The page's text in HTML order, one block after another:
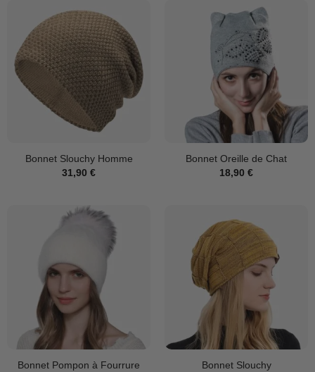
Bonnet Slouchy Homme
31,90 €
Bonnet Oreille de Chat
18,90 €
Bonnet Pompon à Fourrure
Bonnet Slouchy